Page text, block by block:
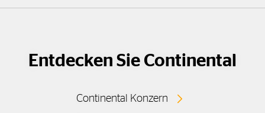
Entdecken Sie Continental
Continental Konzern